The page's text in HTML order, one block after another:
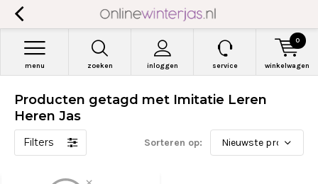
zoeken inloggen
menu service winkelwagen
0
Producten getagd met Imitatie Leren
Heren Jas
Filters Sorteren op: